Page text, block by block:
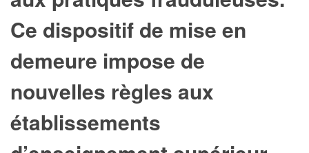
Ce dispositif de mise en
demeure impose de
nouvelles règles aux
établissements